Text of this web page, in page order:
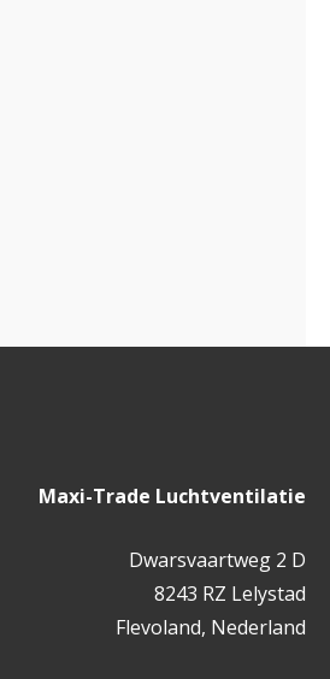
Maxi-Trade Luchtventilatie
Dwarsvaartweg 2 D
8243 RZ Lelystad
Flevoland, Nederland